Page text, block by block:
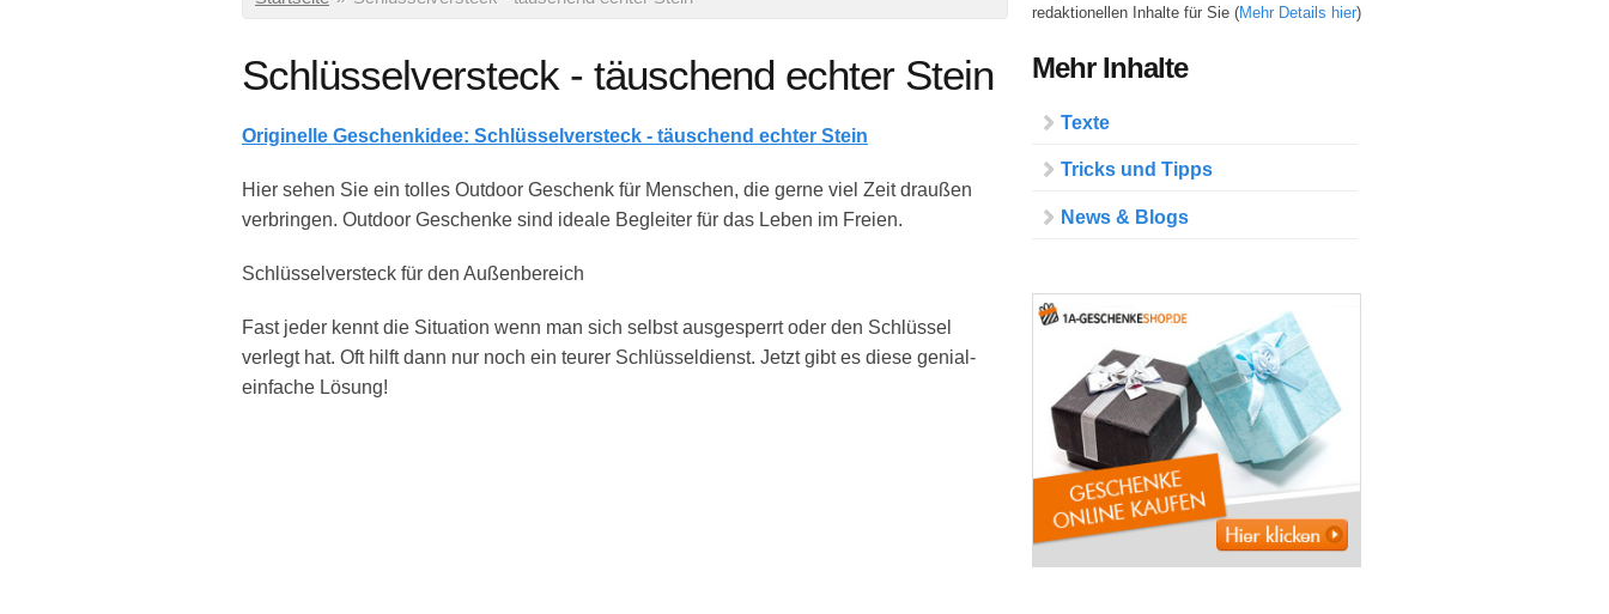
Schlüsselversteck - täuschend echter Stein
Originelle Geschenkidee: Schlüsselversteck - täuschend echter Stein
Hier sehen Sie ein tolles Outdoor Geschenk für Menschen, die gerne viel Zeit draußen
verbringen. Outdoor Geschenke sind ideale Begleiter für das Leben im Freien.
Schlüsselversteck für den Außenbereich
Fast jeder kennt die Situation wenn man sich selbst ausgesperrt oder den Schlüssel
verlegt hat. Oft hilft dann nur noch ein teurer Schlüsseldienst. Jetzt gibt es diese genial-
einfache Lösung!
redaktionellen Inhalte für Sie (Mehr Details hier)
Mehr Inhalte
Texte
Tricks und Tipps
News & Blogs